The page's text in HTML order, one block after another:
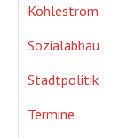
Kohlestrom
Sozialabbau
Stadtpolitik
Termine